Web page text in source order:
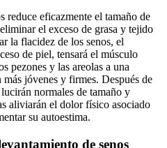
reduce eficazmente el tamaño de
el exceso de grasa y tejido
la flacidez de los senos, el
de piel, tensará el músculo
pezones y las areolas a una
jóvenes y firmes. Después de
normales de tamaño y
aliviarán el dolor físico asociado
su autoestima.
de senos